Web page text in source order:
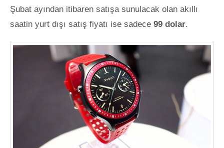
Şubat ayından itibaren satışa sunulacak olan akıllı
saatin yurt dışı satış fiyatı ise sadece 99 dolar.